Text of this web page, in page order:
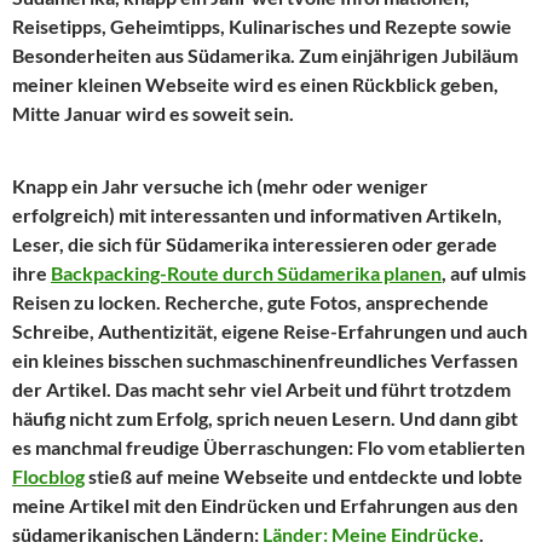
Reisetipps, Geheimtipps, Kulinarisches und Rezepte sowie
Besonderheiten aus Südamerika. Zum einjährigen Jubiläum
meiner kleinen Webseite wird es einen Rückblick geben,
Mitte Januar wird es soweit sein.
Knapp ein Jahr versuche ich (mehr oder weniger
erfolgreich) mit interessanten und informativen Artikeln,
Leser, die sich für Südamerika interessieren oder gerade
ihre Backpacking-Route durch Südamerika planen, auf ulmis
Reisen zu locken. Recherche, gute Fotos, ansprechende
Schreibe, Authentizität, eigene Reise-Erfahrungen und auch
ein kleines bisschen suchmaschinenfreundliches Verfassen
der Artikel. Das macht sehr viel Arbeit und führt trotzdem
häufig nicht zum Erfolg, sprich neuen Lesern. Und dann gibt
es manchmal freudige Überraschungen: Flo vom etablierten
Flocblogstieß auf meine Webseite und entdeckte und lobte
meine Artikel mit den Eindrücken und Erfahrungen aus den
südamerikanischen Ländern: Länder: Meine Eindrücke.